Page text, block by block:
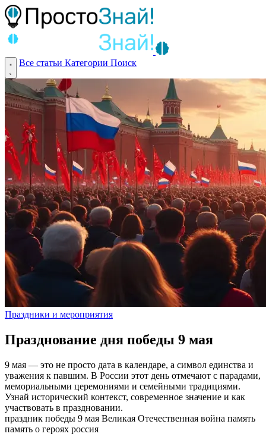
Все статьи Категории Поиск
Праздники и мероприятия
Празднование дня победы 9 мая
9 мая — это не просто дата в календаре, а символ единства и
уважения к павшим. В России этот день отмечают с парадами,
мемориальными церемониями и семейными традициями.
Узнай исторический контекст, современное значение и как
участвовать в праздновании.
праздник победы 9 мая Великая Отечественная война память
память о героях россия